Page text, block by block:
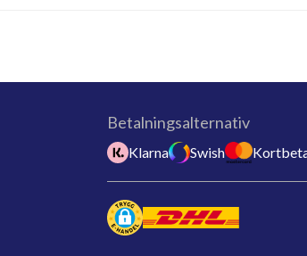
Betalningsalternativ
Klarna Swish